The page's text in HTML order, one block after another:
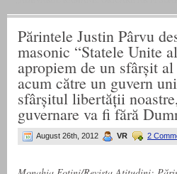
Părintele Justin Pârvu
masonic “Statele Unite
apropi­em de un sfârșit
acum către un guvern
sfârșitul libertății
guvernare va fi fără
August 26th, 2012 VR 2